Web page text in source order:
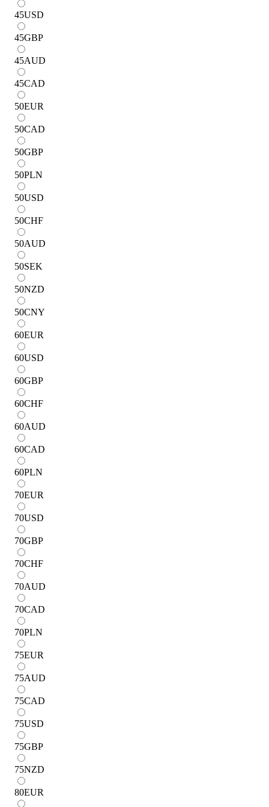
45USD
45GBP
45AUD
45CAD
50EUR
50CAD
50GBP
50PLN
50USD
50CHF
50AUD
50SEK
50NZD
50CNY
60EUR
60USD
60GBP
60CHF
60AUD
60CAD
60PLN
70EUR
70USD
70GBP
70CHF
70AUD
70CAD
70PLN
75EUR
75AUD
75CAD
75USD
75GBP
75NZD
80EUR